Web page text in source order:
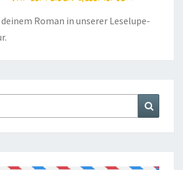
Roman in unserer Leselupe-